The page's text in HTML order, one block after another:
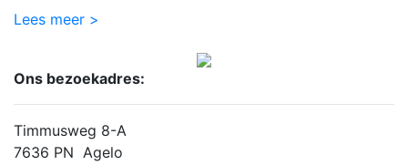
Lees meer >
Ons bezoekadres:
Timmusweg 8-A
7636 PN Agelo